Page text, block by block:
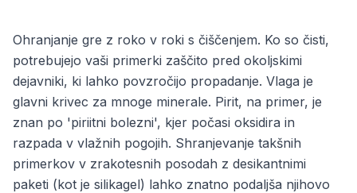
Ohranjanje gre z roko v roki s čiščenjem. Ko so čisti,
potrebujejo vaši primerki zaščito pred okoljskimi
dejavniki, ki lahko povzročijo propadanje. Vlaga je
glavni krivec za mnoge minerale. Pirit, na primer, je
znan po 'piriitni bolezni', kjer počasi oksidira in
razpada v vlažnih pogojih. Shranjevanje takšnih
primerkov v zrakotesnih posodah z desikantnimi
paketi (kot je silikagel) lahko znatno podaljša njihovo